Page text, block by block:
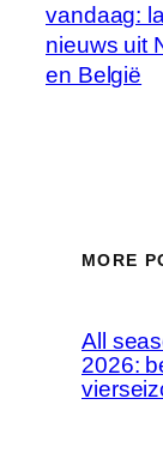
vandaag:
nieuws uit
en België
MORE
All
2026: